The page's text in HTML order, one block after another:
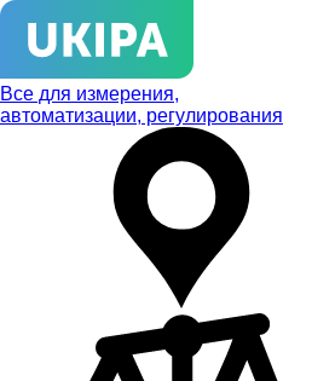
Все для измерения,
автоматизации, регулирования